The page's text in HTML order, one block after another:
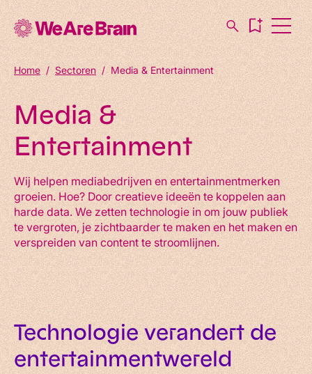
Home / Sectoren /Media & Entertainment
Media &
Entertainment
Wij helpen mediabedrijven en entertainmentmerken
groeien. Hoe? Door creatieve ideeën te koppelen aan
harde data. We zetten technologie in om jouw publiek
te vergroten, je zichtbaarder te maken en het maken en
verspreiden van content te stroomlijnen.
Technologie verandert de
entertainmentwereld